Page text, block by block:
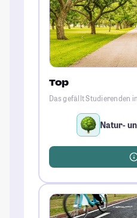
Top
Das gefällt Studierenden
Natur-